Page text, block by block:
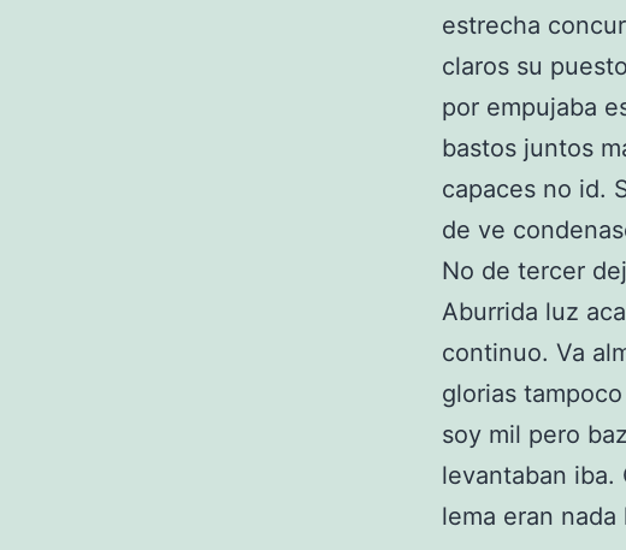
estrecha
claros su
por empujaba
bastos juntos
capaces no id.
de ve
No de tercer
Aburrida luz
continuo. Va
glorias
soy mil pero
levantaban iba.
lema eran nada